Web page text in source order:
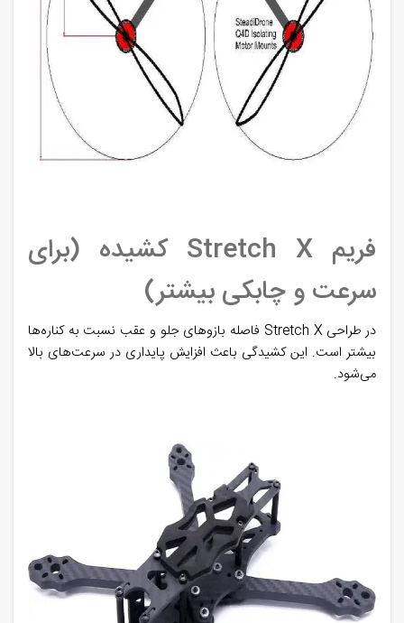
فریم Stretch X کشیده (برای
سرعت و چابکی بیشتر)
در طراحی Stretch X فاصله بازوهای جلو و عقب نسبت به کناره‌ها
بیشتر است. این کشیدگی باعث افزایش پایداری در سرعت‌های بالا
می‌شود.